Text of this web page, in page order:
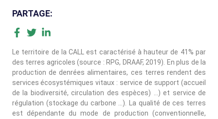
PARTAGE:
Le territoire de la CALL est caractérisé à hauteur de 41% par
des terres agricoles (source : RPG, DRAAF, 2019). En plus de la
production de denrées alimentaires, ces terres rendent des
services écosystémiques vitaux : service de support (accueil
de la biodiversité, circulation des espèces) …) et service de
régulation (stockage du carbone …).
La qualité de ces terres
est dépendante du mode de production (conventionnelle,